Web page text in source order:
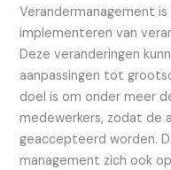
Verandermanagement
implementeren van
Deze veranderingen
aanpassingen tot
doel is om onder meer
medewerkers, zodat de
geaccepteerd worden.
management zich ook